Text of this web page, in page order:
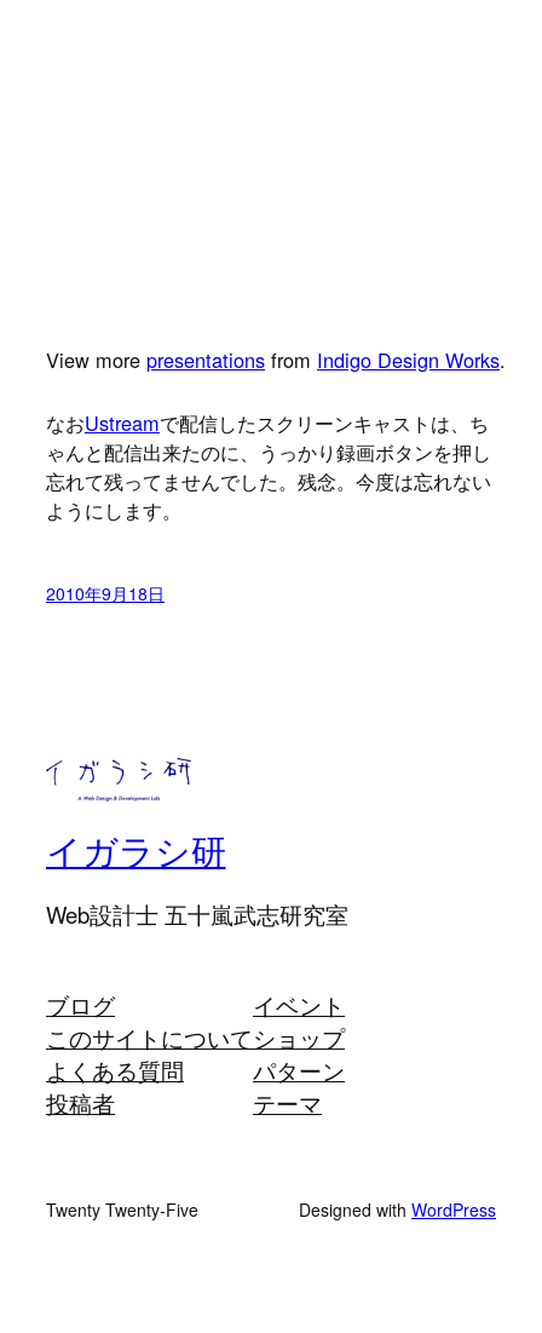
View more presentations from Indigo Design Works.
なおUstreamで配信したスクリーンキャストは、ち
ゃんと配信出来たのに、うっかり録画ボタンを押し
忘れて残ってませんでした。残念。今度は忘れない
ようにします。
2010年9月18日
イガラシ研
Web設計士 五十嵐武志研究室
ブログ
このサイトについて
よくある質問
投稿者
イベント
ショップ
パターン
テーマ
Twenty Twenty-Five Designed with WordPress